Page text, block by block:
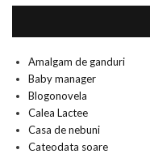
Amalgam de ganduri
Baby manager
Blogonovela
Calea Lactee
Casa de nebuni
Cateodata soare